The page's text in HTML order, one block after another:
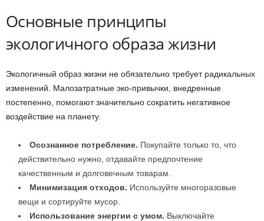
Основные принципы
экологичного образа жизни
Экологичный образ жизни не обязательно требует радикальных
изменений. Малозатратные эко-привычки, внедренные
постепенно, помогают значительно сократить негативное
воздействие на планету.
Осознанное потребление. Покупайте только то, что
действительно нужно, отдавайте предпочтение
качественным и долговечным товарам.
Минимизация отходов. Используйте многоразовые
вещи и сортируйте мусор.
Использование энергии с умом. Выключайте